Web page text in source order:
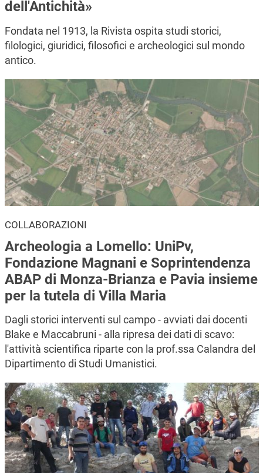
dell'Antichità»
Fondata nel 1913, la Rivista ospita studi storici,
filologici, giuridici, filosofici e archeologici sul mondo
antico.
COLLABORAZIONI
Archeologia a Lomello: UniPv,
Fondazione Magnani e Soprintendenza
ABAP di Monza-Brianza e Pavia insieme
per la tutela di Villa Maria
Dagli storici interventi sul campo - avviati dai docenti
Blake e Maccabruni - alla ripresa dei dati di scavo:
l'attività scientifica riparte con la prof.ssa Calandra del
Dipartimento di Studi Umanistici.